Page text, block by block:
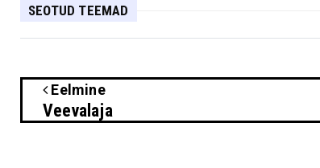
SEOTUD TEEMAD
Eelmine
Veevalaja